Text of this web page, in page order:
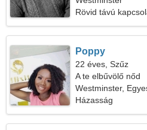
Rövid távú
Poppy
22 éves, Szűz
A te elbűvölő nőd
Westminster,
Házasság